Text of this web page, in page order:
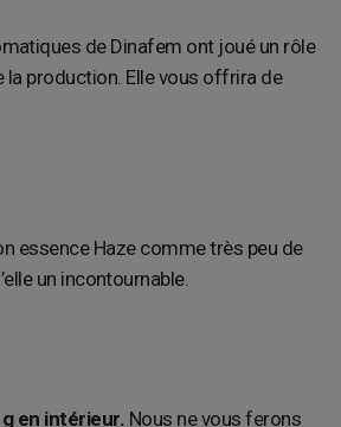
de Dinafem ont joué un rôle
la production. Elle vous offrira de
essence Haze comme très peu de
un incontournable.
g en intérieur. Nous ne vous ferons